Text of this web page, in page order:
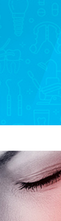
ESC to